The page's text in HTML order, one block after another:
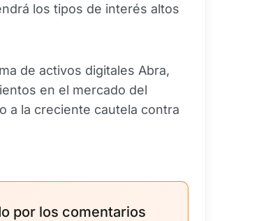
los tipos de interés altos
de activos digitales Abra,
en el mercado del
a la creciente cautela contra
por los comentarios